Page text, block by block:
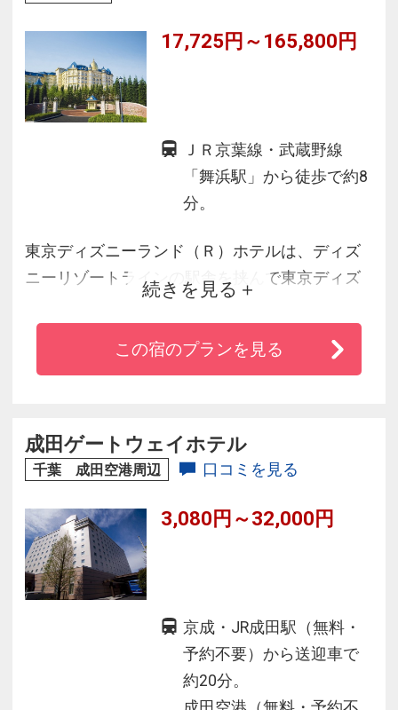
17,725円～165,800円
ＪＲ京葉線・武蔵野線
「舞浜駅」から徒歩で約8
分。
東京ディズニーランド（Ｒ）ホテルは、ディズ
ニーリゾートラインの駅舎を挟んで東京ディズ
ニーランドの真正面に位置するディズニーホテ
ルです。
東京ディズニーランドのワールドバザールの街
込まれファンタジーな世界観が広がります。
続きを見る
この宿のプランを見る
成田ゲートウェイホテル
千葉 成田空港周辺 口コミを見る
3,080円～32,000円
京成・JR成田駅（無料・
予約不要）から送迎車で
約20分。